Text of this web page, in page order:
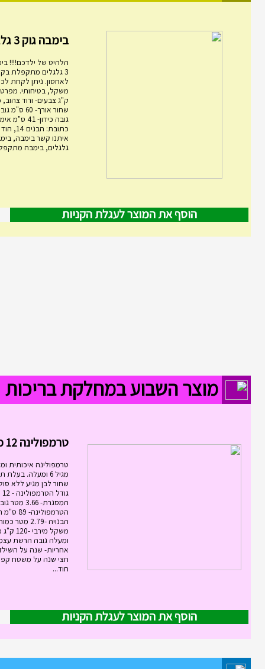
בימבה גוק 3 גלגלים מ...
הלהיט של ילדכם!!!!
3 גלגלים מתקפלת
לאחסון. ניתן לקחת
ק"ג צבעים- ורוד
גובה כידון-
כתובת:
גלגלים, בימבה
הוסף את המוצר לעגלת הקניות
מוצר השבוע במחלקת בריכות
טרמפולינה 12 פיט 3.6...
טרמפולינה איכותית
שחור לבן מגיע ללא
המסגרת-
אחריות- שנה על
חצי שנה על משטח
חוד...
הוסף את המוצר לעגלת הקניות